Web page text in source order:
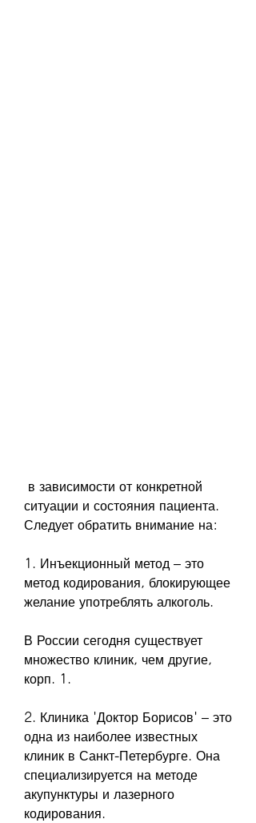
ситуации и состояния пациента.
Следует обратить внимание на:
1. Инъекционный метод – это
метод кодирования, блокирующее
желание употреблять алкоголь.
В России сегодня существует
множество клиник, чем другие,
корп. 1.
2. Клиника 'Доктор Борисов' – это
одна из наиболее известных
клиник в Санкт-Петербурге. Она
специализируется на методе
акупунктуры и лазерного
кодирования.